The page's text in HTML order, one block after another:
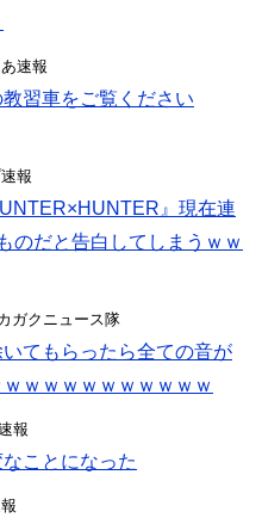
速報
教習車をご覧ください
報
』現在連
のだと告白してしまうｗｗ
ガクニュース隊
てもらったら全ての音が
ｗｗｗｗｗｗｗｗｗｗ
報
ことになった